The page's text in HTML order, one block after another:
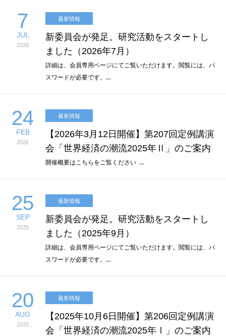
7
JUL
2026
最新情報
新委員会が発足。研究活動をスタートし
ました（2026年7月）
詳細は、会員専用ページにてご覧いただけます。閲覧には、パ
スワードが必要です。…
24
FEB
2026
最新情報
【2026年3月12日開催】第207回定例講演
会「世界経済の潮流2025年Ⅱ」のご案内
開催概要はこちらをご覧ください …
25
SEP
2025
最新情報
新委員会が発足。研究活動をスタートし
ました（2025年9月）
詳細は、会員専用ページにてご覧いただけます。閲覧には、パ
スワードが必要です。…
20
AUG
2025
最新情報
【2025年10月6日開催】第206回定例講演
会「世界経済の潮流2025年Ⅰ」のご案内